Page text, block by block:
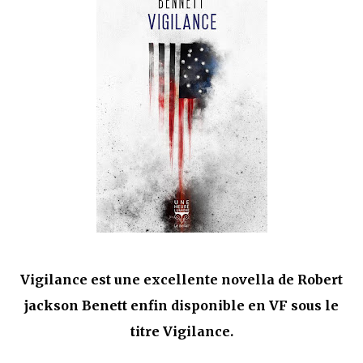
que Thomas connaissait et appréciait Olivier. Marlowe découvre une ville qu’il
ne connaissait pas, habitée par la méfiance, la peur et le rigorisme de la Ligue,
une ville pleine de mystères et de vieilles rancœurs. La Dame d...
Vigilance est une excellente novella de Robert
jackson Benett enfin disponible en VF sous le
titre Vigilance.